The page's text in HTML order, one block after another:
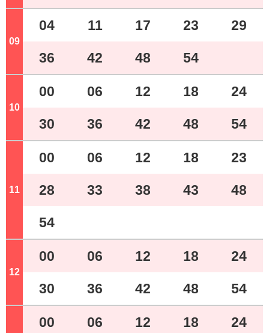
09
04 11 17 23 29
36 42 48 54
10
00 06 12 18 24
30 36 42 48 54
11
00 06 12 18 23
28 33 38 43 48
54
12
00 06 12 18 24
30 36 42 48 54
00 06 12 18 24